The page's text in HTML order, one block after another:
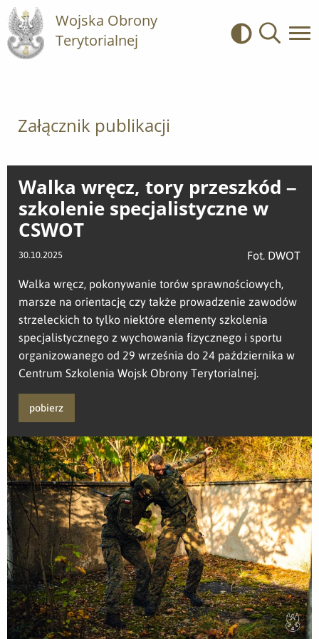
Wojska Obrony
Terytorialnej
Kontrast
Załącznik publikacji
Walka wręcz, tory przeszkód –
szkolenie specjalistyczne w
CSWOT
30.10.2025 Fot. DWOT
Walka wręcz, pokonywanie torów sprawnościowych,
marsze na orientację czy także prowadzenie zawodów
strzeleckich to tylko niektóre elementy szkolenia
specjalistycznego z wychowania fizycznego i sportu
organizowanego od 29 września do 24 października w
Centrum Szkolenia Wojsk Obrony Terytorialnej.
pobierz